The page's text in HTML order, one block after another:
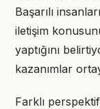
Başarılı
iletişim
yaptığını
kazanımlar
Farklı